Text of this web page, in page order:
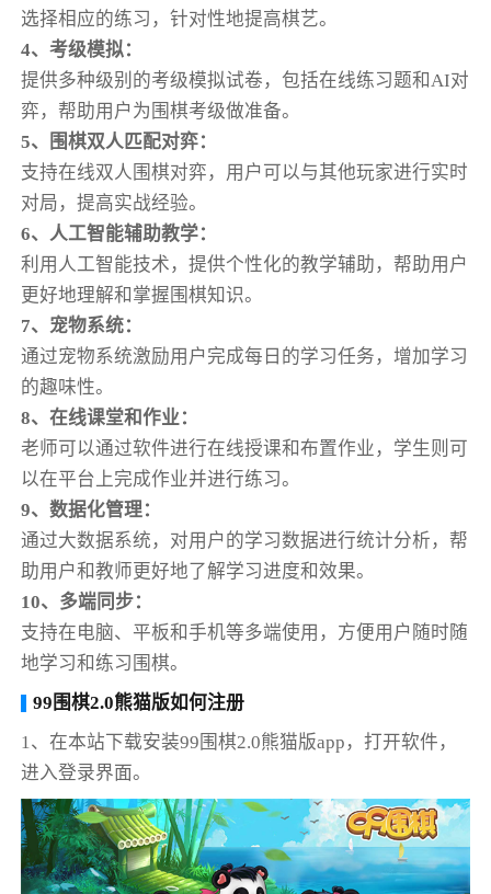
选择相应的练习，针对性地提高棋艺。
4、考级模拟：
提供多种级别的考级模拟试卷，包括在线练习题和AI对
弈，帮助用户为围棋考级做准备。
5、围棋双人匹配对弈：
支持在线双人围棋对弈，用户可以与其他玩家进行实时
对局，提高实战经验。
6、人工智能辅助教学：
利用人工智能技术，提供个性化的教学辅助，帮助用户
更好地理解和掌握围棋知识。
7、宠物系统：
通过宠物系统激励用户完成每日的学习任务，增加学习
的趣味性。
8、在线课堂和作业：
老师可以通过软件进行在线授课和布置作业，学生则可
以在平台上完成作业并进行练习。
9、数据化管理：
通过大数据系统，对用户的学习数据进行统计分析，帮
助用户和教师更好地了解学习进度和效果。
10、多端同步：
支持在电脑、平板和手机等多端使用，方便用户随时随
地学习和练习围棋。
99围棋2.0熊猫版如何注册
1、在本站下载安装99围棋2.0熊猫版app，打开软件，
进入登录界面。